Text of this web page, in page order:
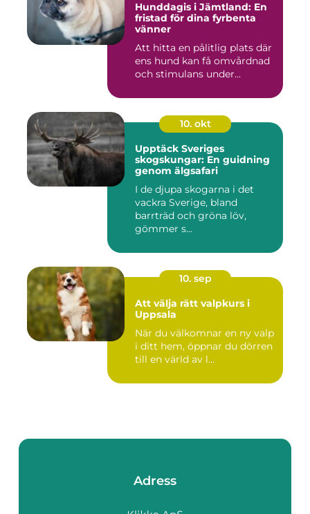
Hunddagis i Jämtland: En
fristad för dina fyrbenta
vänner
Att hitta en pålitlig plats där
ens hund kan få omvårdnad
och stimulans under...
10. okt
Upptäck Sveriges
skogskungar: En guidning
genom älgsafari
I de djupa skogarna i det
vackra Sverige, bland
barrträd och gröna löv,
gömmer s...
10. sep
Att välja rätt valpkurs i
Uppsala
När du välkomnar en ny valp
i ditt hem, öppnar du dörren
till en värld av l...
Adress